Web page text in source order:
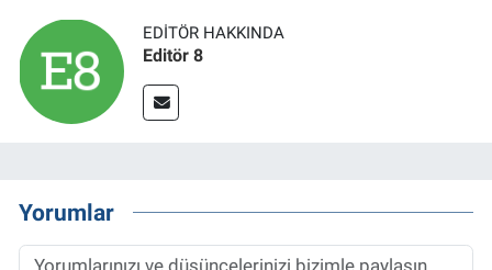
EDITÖR HAKKINDA
Editör 8
Yorumlar